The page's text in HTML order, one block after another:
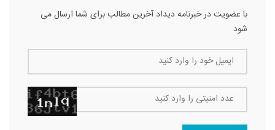
با عضویت در خبرنامه دیداد آخرین مطالب برای شما ارسال می
شود
ایمیل خود را وارد کنید
عدد امنیتی را وارد کنید